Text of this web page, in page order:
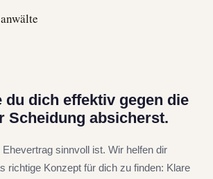
du dich effektiv gegen die
Scheidung absicherst.
sinnvoll ist. Wir helfen dir
richtige Konzept für dich zu finden: Klare